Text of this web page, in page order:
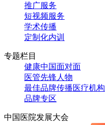
推广服务
短视频服务
学术传播
定制化内训
专题栏目
健康中国面对面
医管先锋人物
最佳品牌传播医疗机构
品牌专区
中国医院发展大会